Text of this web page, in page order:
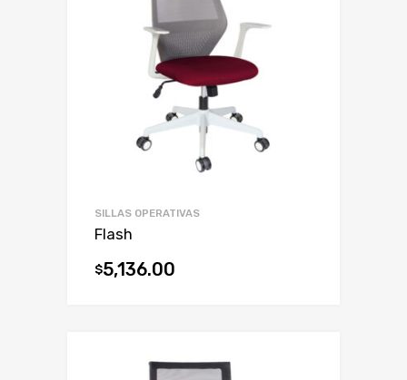
SILLAS OPERATIVAS
Flash
$5,136.00